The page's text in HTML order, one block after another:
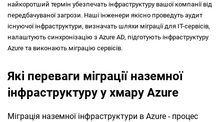
найкоротший термін убезпечать інфраструктуру вашої компанії від
передбачуваної загрози. Наші інженери якісно проведуть аудит
існуючої інфраструктури, визначать шляхи міграції для ІТ-сервісів,
налаштують синхронізацію з Azure AD, підготують інфраструктуру
Azure та виконають міграцію сервісів.
Які переваги міграції наземної
інфраструктуру у хмару Azure
Міграція наземної інфраструктури в Azure - процес